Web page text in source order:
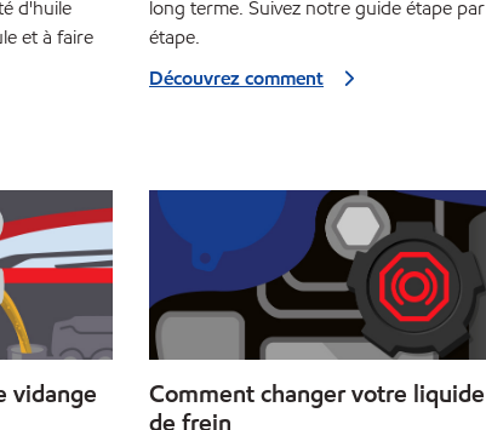
d'huile
et à faire
long terme. Suivez notre guide étape par
étape.
Découvrez comment
vidange
Comment changer votre liquide
de frein